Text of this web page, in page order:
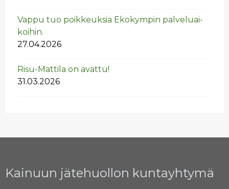
Vappu tuo poik­keuk­sia Eko­kym­pin pal­ve­luai­
koi­hin.
27.04.2026
Risu-Mat­ti­la on avat­tu!
31.03.2026
Kainuun jätehuollon kuntayhtymä